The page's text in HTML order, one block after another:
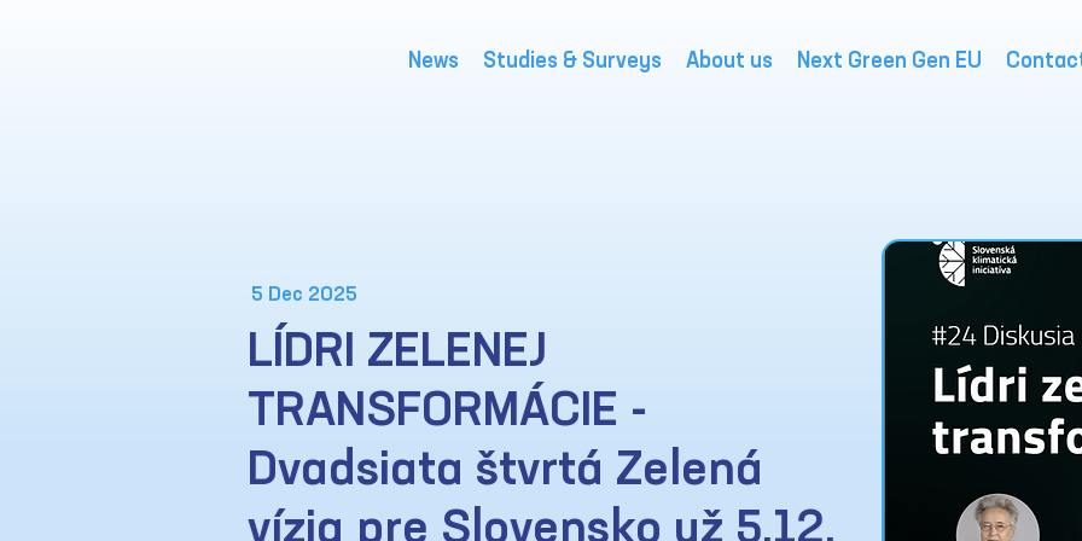
News Studies & Surveys About us Next Green Gen EU
5 Dec 2025
LÍDRI ZELENEJ
TRANSFORMÁCIE -
Dvadsiata štvrtá Zelená
vízia pre Slovensko už 5.12.